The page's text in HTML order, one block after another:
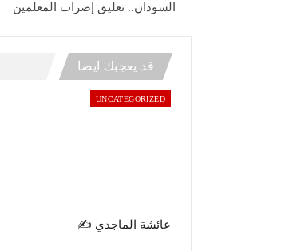
السودان.. تعليق إضراب المعلمين
قد يعجبك ايضا
UNCATEGORIZED
عائشة الماجدي ✍️